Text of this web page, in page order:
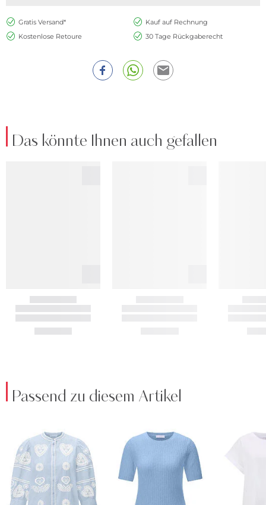
Gratis Versand*
Kauf auf Rechnung
Kostenlose Retoure
30 Tage Rückgaberecht
Das könnte Ihnen auch gefallen
Passend zu diesem Artikel